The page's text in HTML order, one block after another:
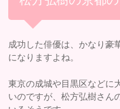
成功した俳優は、かなり豪
になりますよね。
東京の成城や目黒区などに
いのですが、松方弘樹さん